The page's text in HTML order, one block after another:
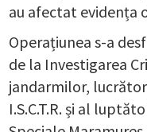
au afectat evidența
Operațiunea s-a
de la Investigarea
jandarmilor,
I.S.C.T.R. și al